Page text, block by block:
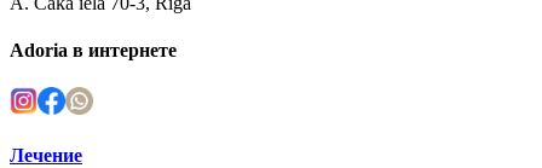
Adoria в интернете
Лечение